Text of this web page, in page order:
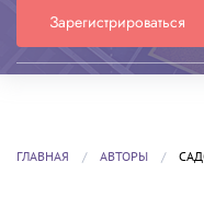
Зарегистрироваться
ГЛАВНАЯ АВТОРЫ